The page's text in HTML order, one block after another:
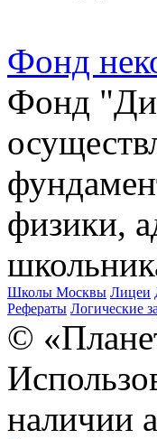
Фонд
Фонд
физики,
Школы Москвы Лицеи
Рефераты Логические
©
наличии